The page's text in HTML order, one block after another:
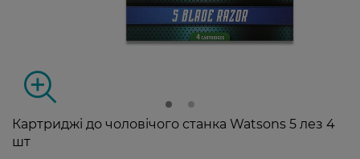
Картриджі до чоловічого станка Watsons 5 лез 4
шт